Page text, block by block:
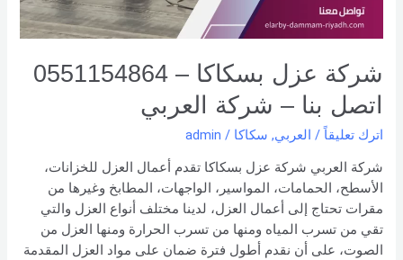
شركة عزل بسكاكا – 0551154864
اتصل بنا – شركة العربي
اترك تعليقاً / العربي, سكاكا /
admin
شركة العربي شركة عزل بسكاكا تقدم أعمال العزل للخزانات،
الأسطح، الحمامات، المواسير، الواجهات، المطابخ وغيرها من
مقرات تحتاج إلى أعمال العزل، لدينا مختلف أنواع العزل والتي
تقي من تسرب المياه ومنها من تسرب الحرارة ومنها العزل من
الصوت، على أن نقدم أطول فترة ضمان على مواد العزل المقدمة